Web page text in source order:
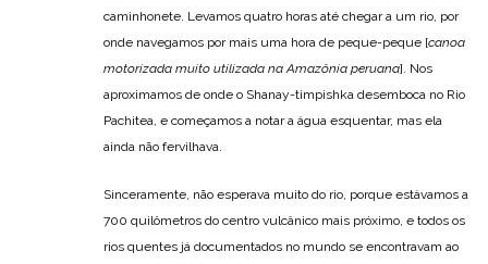
caminhonete. Levamos quatro horas até chegar a um rio, por
onde navegamos por mais uma hora de peque-peque [canoa
motorizada muito utilizada na Amazônia peruana]. Nos
aproximamos de onde o Shanay-timpishka desemboca no Rio
Pachitea, e começamos a notar a água esquentar, mas ela
ainda não fervilhava.
Sinceramente, não esperava muito do rio, porque estávamos a
700 quilômetros do centro vulcânico mais próximo, e todos os
rios quentes já documentados no mundo se encontravam ao